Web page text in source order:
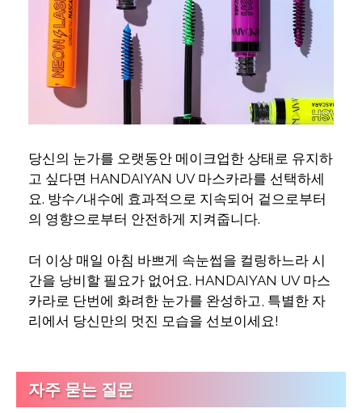
당신의 눈가를 오랫동안 메이크업한 상태로 유지하
고 싶다면 HANDAIYAN UV 마스카라를 선택하세
요. 방수/내수에 효과적으로 지속되어 겉으로부터
의 영향으로부터 안전하게 지켜줍니다.
더 이상 매일 아침 바쁘게 속눈썹을 컬링하느라 시
간을 낭비할 필요가 없어요. HANDAIYAN UV 마스
카라로 단번에 화려한 눈가를 완성하고, 특별한 자
리에서 당신만의 멋진 모습을 선보이세요!
자주 묻는 질문